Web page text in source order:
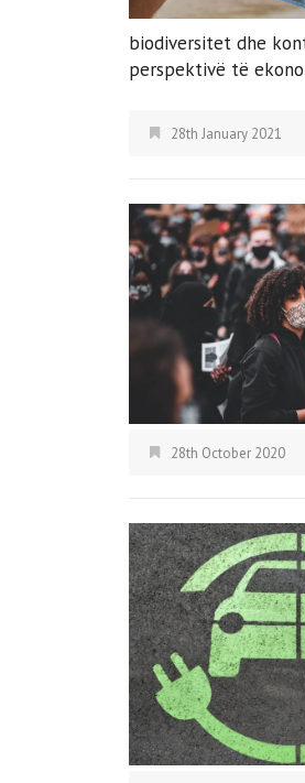
biodiversitet dhe
perspektivë të
28th January 2021
28th October 2020